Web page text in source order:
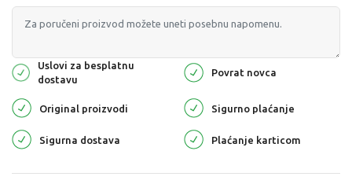
Uslovi za besplatnu
dostavu
Povrat novca
Original proizvodi Sigurno plaćanje
Sigurna dostava Plaćanje karticom